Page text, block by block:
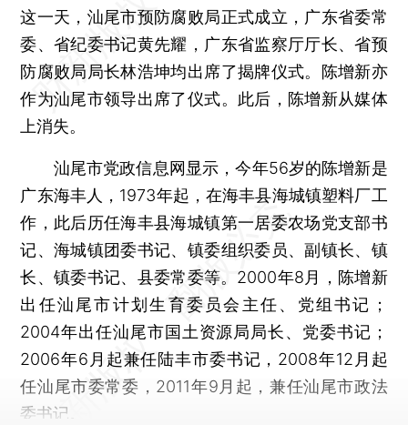
这一天，汕尾市预防腐败局正式成立，广东省委常
委、省纪委书记黄先耀，广东省监察厅厅长、省预
防腐败局局长林浩坤均出席了揭牌仪式。陈增新亦
作为汕尾市领导出席了仪式。此后，陈增新从媒体
上消失。
汕尾市党政信息网显示，今年56岁的陈增新是
广东海丰人，1973年起，在海丰县海城镇塑料厂工
作，此后历任海丰县海城镇第一居委农场党支部书
记、海城镇团委书记、镇委组织委员、副镇长、镇
长、镇委书记、县委常委等。2000年8月，陈增新
出任汕尾市计划生育委员会主任、党组书记；
2004年出任汕尾市国土资源局局长、党委书记；
2006年6月起兼任陆丰市委书记，2008年12月起
任汕尾市委常委，2011年9月起，兼任汕尾市政法
委书记。